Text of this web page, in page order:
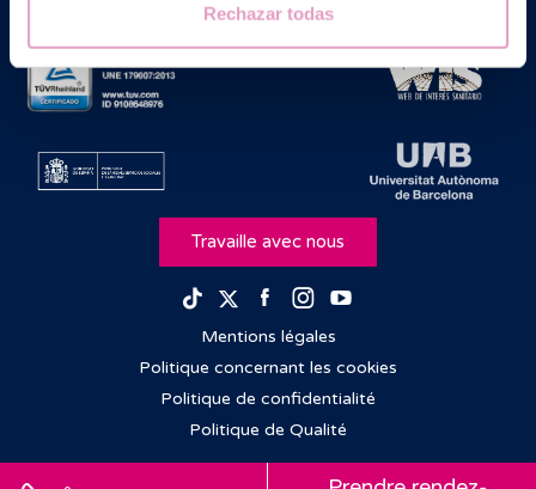
Rechazar todas
Travaille avec nous
TikTokTwitterFacebook
Instagram
Mentions légales
Politique concernant les cookies
Politique de confidentialité
Politique de Qualité